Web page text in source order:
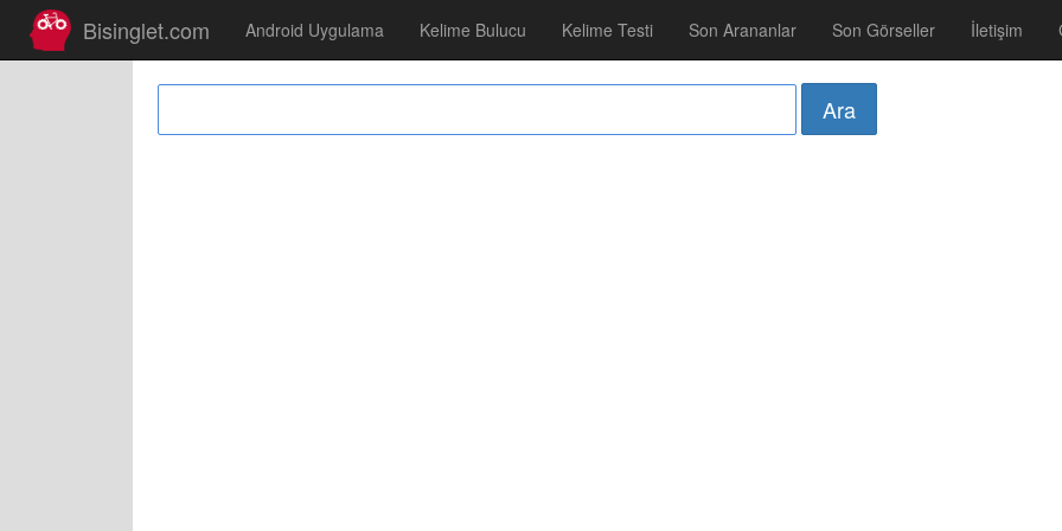
Bisinglet.com Android Uygulama Kelime Bulucu Kelime Testi Son Arananlar Son Görseller İletişim